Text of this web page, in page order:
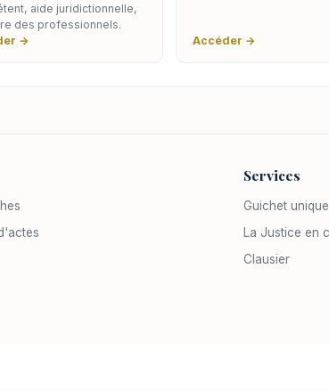
aide juridictionnelle,
des professionnels.
→
Accéder →
Services
Guichet
La Justice en
Clausier